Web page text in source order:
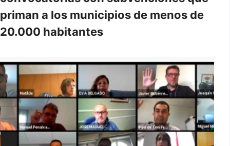
priman a los municipios de menos de
20.000 habitantes